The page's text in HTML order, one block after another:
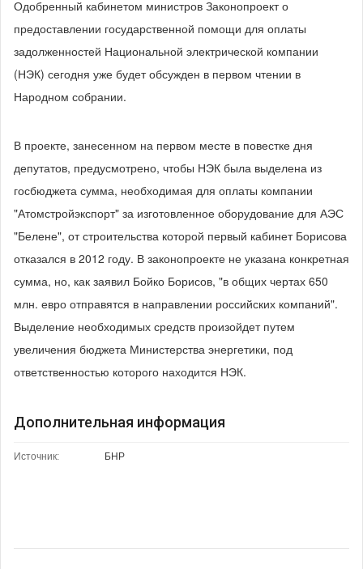
Одобренный кабинетом министров Законопроект о
предоставлении государственной помощи для оплаты
задолженностей Национальной электрической компании
(НЭК) сегодня уже будет обсужден в первом чтении в
Народном собрании.
В проекте, занесенном на первом месте в повестке дня
депутатов, предусмотрено, чтобы НЭК была выделена из
госбюджета сумма, необходимая для оплаты компании
"Атомстройэкспорт" за изготовленное оборудование для АЭС
"Белене", от строительства которой первый кабинет Борисова
отказался в 2012 году. В законопроекте не указана конкретная
сумма, но, как заявил Бойко Борисов, "в общих чертах 650
млн. евро отправятся в направлении российских компаний".
Выделение необходимых средств произойдет путем
увеличения бюджета Министерства энергетики, под
ответственностью которого находится НЭК.
Дополнительная информация
Источник: БНР